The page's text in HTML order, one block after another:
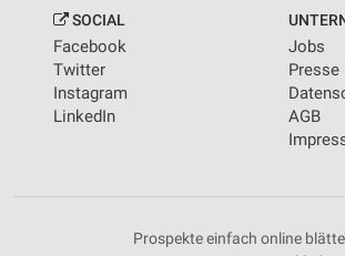
SOCIAL
Facebook
Twitter
Instagram
LinkedIn
Jobs
Presse
AGB
Prospekte einfach online